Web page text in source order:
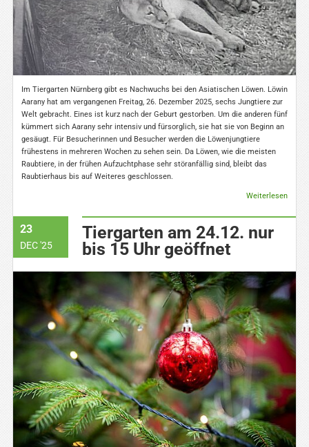
Im Tiergarten Nürnberg gibt es Nachwuchs bei den Asiatischen Löwen. Löwin
Aarany hat am vergangenen Freitag, 26. Dezember 2025, sechs Jungtiere zur
Welt gebracht. Eines ist kurz nach der Geburt gestorben. Um die anderen fünf
kümmert sich Aarany sehr intensiv und fürsorglich, sie hat sie von Beginn an
gesäugt. Für Besucherinnen und Besucher werden die Löwenjungtiere
frühestens in mehreren Wochen zu sehen sein. Da Löwen, wie die meisten
Raubtiere, in der frühen Aufzuchtphase sehr störanfällig sind, bleibt das
Raubtierhaus bis auf Weiteres geschlossen.
Weiterlesen
23
DEC '25
Tiergarten am 24.12. nur
bis 15 Uhr geöffnet